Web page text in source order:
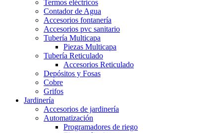
Termos eléctricos
Contador de Agua
Accesorios fontanería
Accesorios pvc sanitario
Tubería Multicapa
Piezas Multicapa
Tubería Reticulado
Accesorios Reticulado
Depósitos y Fosas
Cobre
Grifos
Jardinería
Accesorios de jardinería
Automatización
Programadores de riego